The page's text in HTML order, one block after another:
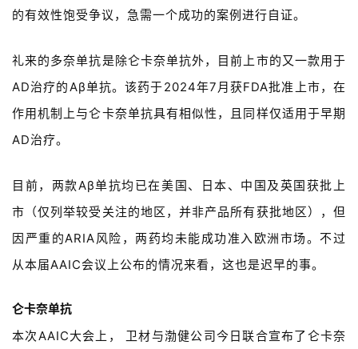
的有效性饱受争议，急需一个成功的案例进行自证。
礼来的多奈单抗是除仑卡奈单抗外，目前上市的又一款用于
AD治疗的Aβ单抗。该药于2024年7月获FDA批准上市，在
作用机制上与仑卡奈单抗具有相似性，且同样仅适用于早期
AD治疗。
目前，两款Aβ单抗均已在美国、日本、中国及英国获批上
市（仅列举较受关注的地区，并非产品所有获批地区），但
因严重的ARIA风险，两药均未能成功准入欧洲市场。不过
从本届AAIC会议上公布的情况来看，这也是迟早的事。
仑卡奈单抗
本次AAIC大会上， 卫材与渤健公司今日联合宣布了仑卡奈